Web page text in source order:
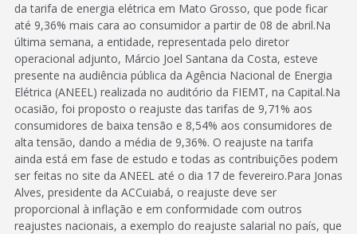
da tarifa de energia elétrica em Mato Grosso, que pode ficar
até 9,36% mais cara ao consumidor a partir de 08 de abril.Na
última semana, a entidade, representada pelo diretor
operacional adjunto, Márcio Joel Santana da Costa, esteve
presente na audiência pública da Agência Nacional de Energia
Elétrica (ANEEL) realizada no auditório da FIEMT, na Capital.Na
ocasião, foi proposto o reajuste das tarifas de 9,71% aos
consumidores de baixa tensão e 8,54% aos consumidores de
alta tensão, dando a média de 9,36%. O reajuste na tarifa
ainda está em fase de estudo e todas as contribuições podem
ser feitas no site da ANEEL até o dia 17 de fevereiro.Para Jonas
Alves, presidente da ACCuiabá, o reajuste deve ser
proporcional à inflação e em conformidade com outros
reajustes nacionais, a exemplo do reajuste salarial no país, que